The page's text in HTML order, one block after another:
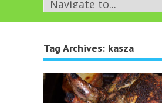
Tag Archives: kasza